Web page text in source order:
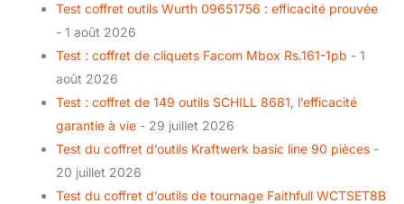
Test coffret outils Wurth 09651756 : efficacité prouvée
- 1 août 2026
Test : coffret de cliquets Facom Mbox Rs.161-1pb - 1
août 2026
Test : coffret de 149 outils SCHILL 8681, l’efficacité
garantie à vie - 29 juillet 2026
Test du coffret d’outils Kraftwerk basic line 90 pièces -
20 juillet 2026
Test du coffret d’outils de tournage Faithfull WCTSET8B